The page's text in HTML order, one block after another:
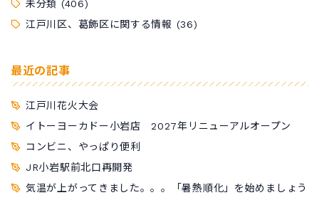
未分類 (406)
江戸川区、葛飾区に関する情報 (36)
最近の記事
江戸川花火大会
イトーヨーカドー小岩店 2027年リニューアルオープン
コンビニ、やっぱり便利
JR小岩駅前北口再開発
気温が上がってきました。。。「暑熱順化」を始めましょう